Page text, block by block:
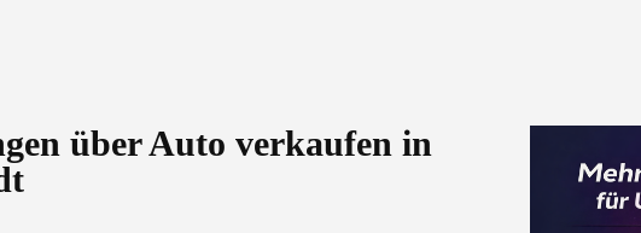
überAuto verkaufen in